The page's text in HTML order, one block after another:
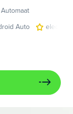
Automaat
Auto